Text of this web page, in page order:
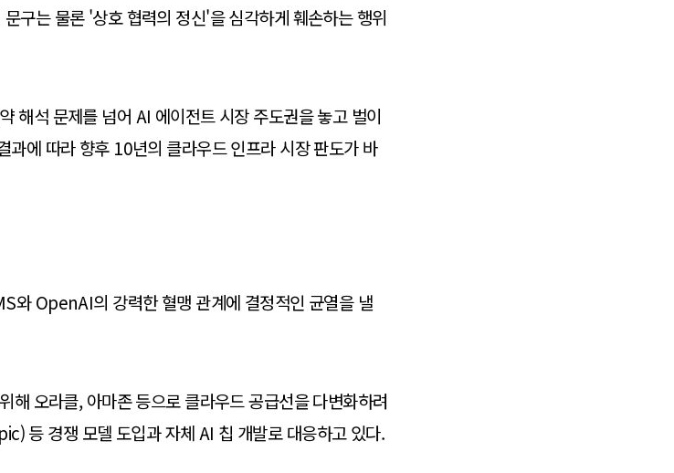
구는 물론 '상호 협력의 정신'을 심각하게 훼손하는 행위
해석 문제를 넘어 AI 에이전트 시장 주도권을 놓고 벌이
에 따라 향후 10년의 클라우드 인프라 시장 판도가 바
와 OpenAI의 강력한 혈맹 관계에 결정적인 균열을 낼
오라클, 아마존 등으로 클라우드 공급선을 다변화하려
등 경쟁 모델 도입과 자체 AI 칩 개발로 대응하고 있다.